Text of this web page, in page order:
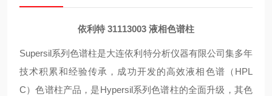
依利特 31113003 液相色谱柱
Supersil系列色谱柱是大连依利特分析仪器有限公司集多年
技术积累和经验传承，成功开发的高效液相色谱（HPL
C）色谱柱产品，是Hypersil系列色谱柱的全面升级，其色